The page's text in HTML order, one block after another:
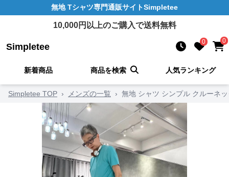
無地 Tシャツ専門通販サイトSimpletee
10,000円以上のご購入で送料無料
Simpletee 0 0
新着商品 商品を検索 人気ランキング
Simpletee TOP › メンズの一覧 › 無地 シャツ シンプル クルーネ